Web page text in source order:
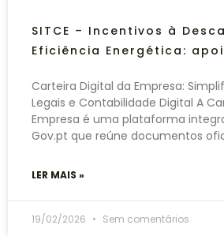
SITCE – Incentivos à
Eficiência Energética:
Carteira Digital da Empresa:
Legais e Contabilidade Digital A
Empresa é uma plataforma
Gov.pt que reúne documentos
LER MAIS »
19/02/2026 Sem comentários